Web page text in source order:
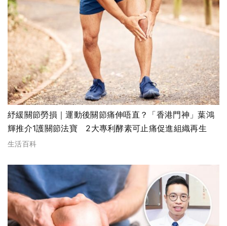
紓緩關節勞損｜運動後關節痛伸唔直？「香港門神」葉鴻
輝推介1護關節法寶 2大專利酵素可止痛促進組織再生
生活百科